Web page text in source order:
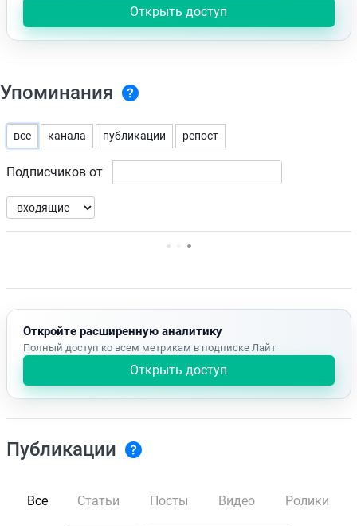
Открыть доступ
Упоминания
все канала публикации репост
Подписчиков от
Нет доступных упоминаний.
Откройте расширенную аналитику
Полный доступ ко всем метрикам в подписке Лайт
Открыть доступ
Публикации
Все Статьи Посты Видео Ролики